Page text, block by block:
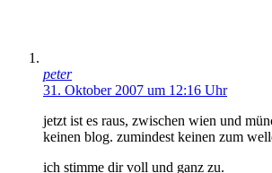
peter
31. Oktober 2007 um 12:16 Uhr
jetzt ist es raus, zwischen wien und
keinen blog. zumindest keinen zum
ich stimme dir voll und ganz zu.